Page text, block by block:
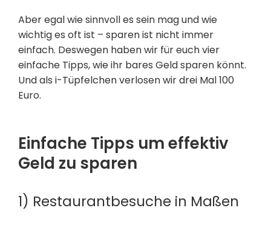
Aber egal wie sinnvoll es sein mag und wie
wichtig es oft ist – sparen ist nicht immer
einfach. Deswegen haben wir für euch vier
einfache Tipps, wie ihr bares Geld sparen könnt.
Und als i-Tüpfelchen verlosen wir drei Mal 100
Euro.
Einfache Tipps um effektiv
Geld zu sparen
1) Restaurantbesuche in Maßen